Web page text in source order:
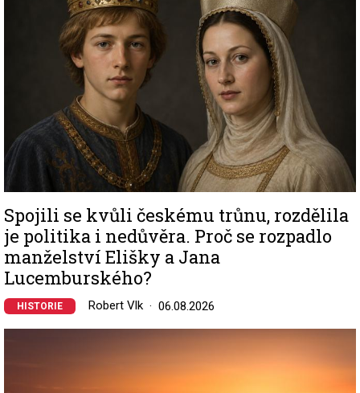
Spojili se kvůli českému trůnu, rozdělila
je politika i nedůvěra. Proč se rozpadlo
manželství Elišky a Jana
Lucemburského?
HISTORIE Robert Vlk 06.08.2026